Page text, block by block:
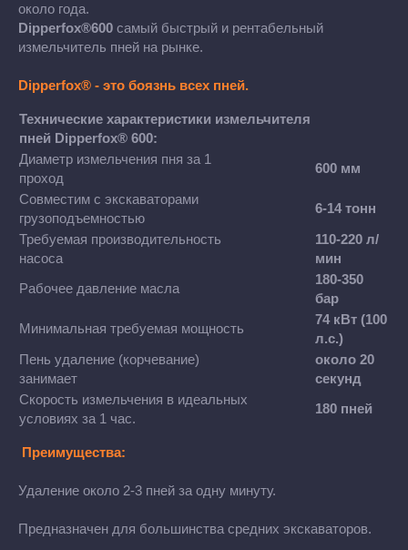
около года.
Dipperfox®600 самый быстрый и рентабельный
измельчитель пней на рынке.
Dipperfox® - это боязнь всех пней.
Технические характеристики измельчителя
пней Dipperfox® 600:
Диаметр измельчения пня за 1
проход
600 мм
Совместим с экскаваторами
грузоподъемностью
6-14 тонн
Требуемая производительность
насоса
110-220 л/
мин
Рабочее давление масла
180-350
бар
Минимальная требуемая мощность
74 кВт (100
л.с.)
Пень удаление (корчевание)
занимает
около 20
секунд
Скорость измельчения в идеальных
условиях за 1 час.
180 пней
Преимущества:
Удаление около 2-3 пней за одну минуту.
Предназначен для большинства средних экскаваторов.